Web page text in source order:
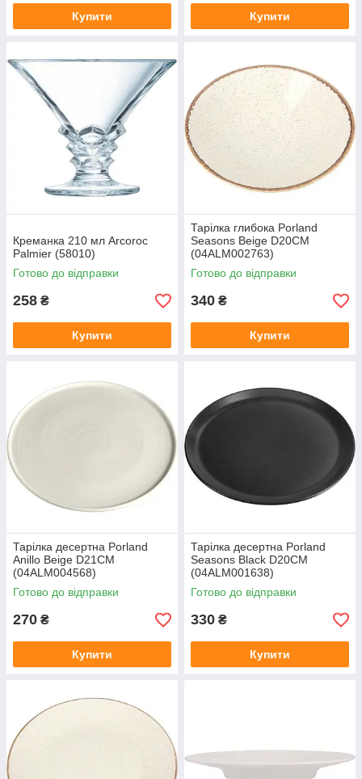
Купити Купити
Креманка 210 мл Arcoroc
Palmier (58010)
Готово до відправки
258 ₴
Купити
Тарілка глибока Porland
Seasons Beige D20CM
(04ALM002763)
Готово до відправки
340 ₴
Купити
Тарілка десертна Porland
Anillo Beige D21CM
(04ALM004568)
Готово до відправки
270 ₴
Купити
Тарілка десертна Porland
Seasons Black D20CM
(04ALM001638)
Готово до відправки
330 ₴
Купити